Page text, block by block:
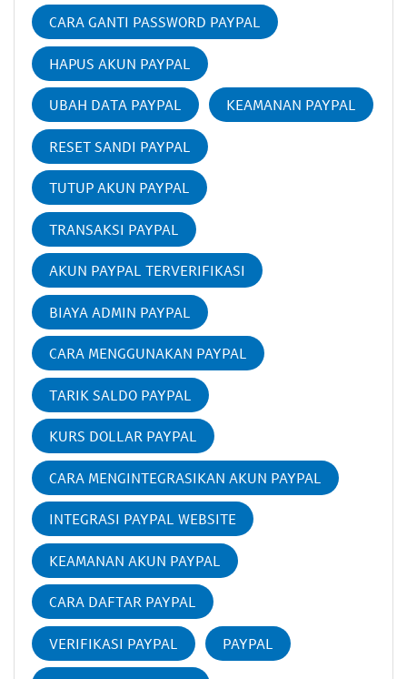
CARA GANTI PASSWORD PAYPAL
HAPUS AKUN PAYPAL
UBAH DATA PAYPAL KEAMANAN PAYPAL
RESET SANDI PAYPAL
TUTUP AKUN PAYPAL
TRANSAKSI PAYPAL
AKUN PAYPAL TERVERIFIKASI
BIAYA ADMIN PAYPAL
CARA MENGGUNAKAN PAYPAL
TARIK SALDO PAYPAL
KURS DOLLAR PAYPAL
CARA MENGINTEGRASIKAN AKUN PAYPAL
INTEGRASI PAYPAL WEBSITE
KEAMANAN AKUN PAYPAL
CARA DAFTAR PAYPAL
VERIFIKASI PAYPAL PAYPAL